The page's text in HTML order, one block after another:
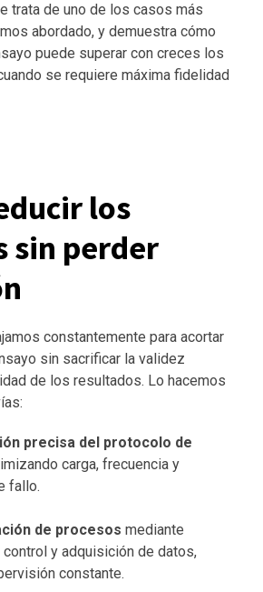
trata de uno de los casos más
abordado, y demuestra cómo
puede superar con creces los
se requiere máxima fidelidad
los
sin perder
constantemente para acortar
sin sacrificar la validez
de los resultados. Lo hacemos
precisa del protocolo de
carga, frecuencia y
fallo.
de procesos mediante
y adquisición de datos,
constante.